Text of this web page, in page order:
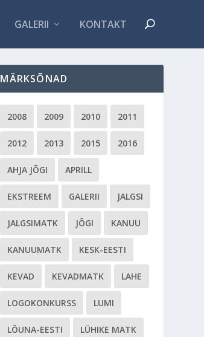
GALERII KONTAKT
MÄRKSÕNAD
2008 2009 2010 2011
2012 2013 2015 2016
AHJA JÕGI APRILL
EKSTREEM GALERII JALGSI
JALGSIMATK JÕGI KANUU
KANUUMATK KESK-EESTI
KEVAD KEVADMATK LAHE
LOGOKONKURSS LUMI
LÕUNA-EESTI LÜHIKE MATK